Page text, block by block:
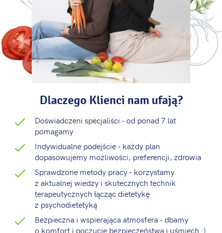
Dlaczego Klienci nam ufają?
Doświadczeni specjaliści - od ponad 7 lat
pomagamy
Indywidualne podejście - każdy plan
dopasowujemy możliwości, preferencji, zdrowia
Sprawdzone metody pracy - korzystamy
z aktualnej wiedzy i skutecznych technik
terapeutycznych łącząc dietetykę
z psychodietetyką
Bezpieczna i wspierająca atmosfera - dbamy
o komfort i poczucie bezpieczeństwa i uśmiech :)